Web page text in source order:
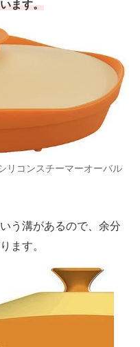
ます。
リコンスチーマーオーバル
う溝があるので、余分
ます。